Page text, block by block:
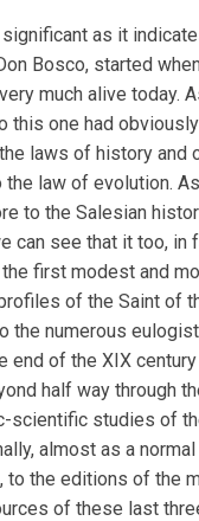
as it
Bosco, started
much alive today.
this one had
laws of history and
the law of evolution.
to the Salesian
can see that it too, in
first modest and
of the Saint of
the numerous
end of the XIX
half way through
scientific studies of
almost as a
to the editions of the
of these last